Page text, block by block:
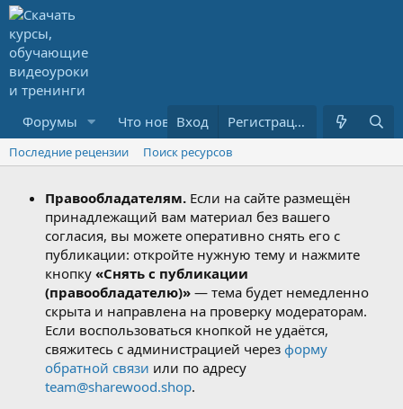
Форумы Что нового? Ресурсы PREMIUM
Вход Регистрация
Последние рецензии Поиск ресурсов
Правообладателям. Если на сайте размещён
принадлежащий вам материал без вашего
согласия, вы можете оперативно снять его с
публикации: откройте нужную тему и нажмите
кнопку «Снять с публикации
(правообладателю)» — тема будет немедленно
скрыта и направлена на проверку модераторам.
Если воспользоваться кнопкой не удаётся,
свяжитесь с администрацией через форму
обратной связи или по адресу
team@sharewood.shop.